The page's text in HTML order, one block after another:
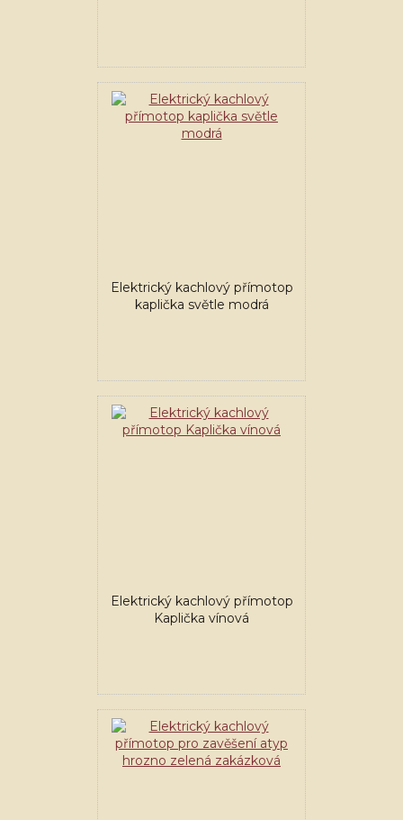
Elektrický kachlový přímotop
kaplička světle modrá
Elektrický kachlový přímotop
Kaplička vínová